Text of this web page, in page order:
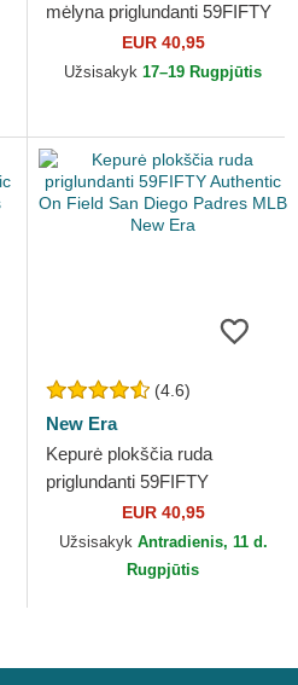
mėlyna priglundanti 59FIFTY
Authentic On Field Milwaukee
Brewers MLB New Era
EUR 40,95
Užsisakyk 17–19 Rugpjūtis
(4.6)
New Era
Kepurė plokščia ruda
priglundanti 59FIFTY
Authentic On Field San Diego
Padres MLB New Era
EUR 40,95
Užsisakyk Antradienis, 11 d.
Rugpjūtis